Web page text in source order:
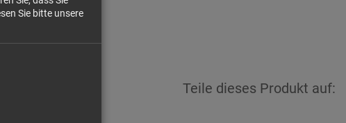
Teile dieses Produkt auf:
Sie bitte unsere